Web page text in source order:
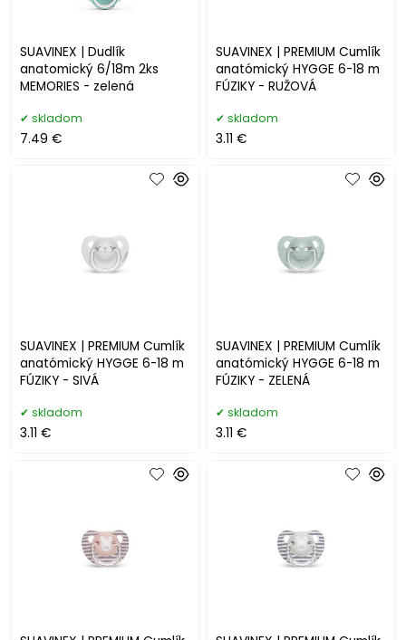
SUAVINEX | Dudlík
anatomický 6/18m 2ks
MEMORIES - zelená
skladom
7.49 €
SUAVINEX | PREMIUM Cumlík
anatómický HYGGE 6-18 m
FÚZIKY - RUŽOVÁ
skladom
3.11 €
SUAVINEX | PREMIUM Cumlík
anatómický HYGGE 6-18 m
FÚZIKY - SIVÁ
skladom
3.11 €
SUAVINEX | PREMIUM Cumlík
anatómický HYGGE 6-18 m
FÚZIKY - ZELENÁ
skladom
3.11 €